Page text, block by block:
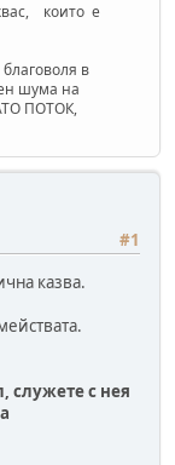
които е
в
шума на
ПОТОК,
#1
казва.
служете с нея